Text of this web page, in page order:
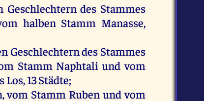
Geschlechtern des Stammes
halben Stamm Manasse,
Geschlechterndes Stammes
Stamm Naphtaliund vom
Los, 13Städte;
vom Stamm Ruben und vom